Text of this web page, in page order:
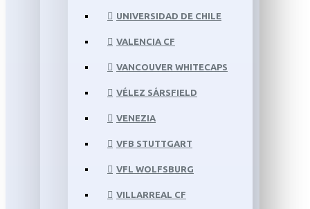
UNIVERSIDAD DE CHILE
VALENCIA CF
VANCOUVER WHITECAPS
VÉLEZ SÁRSFIELD
VENEZIA
VFB STUTTGART
VFL WOLFSBURG
VILLARREAL CF